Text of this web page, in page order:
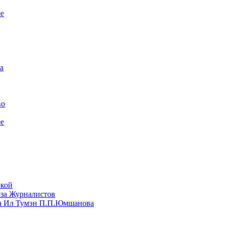
Журналистов
Ил Тумэн П.П.Юмшанова